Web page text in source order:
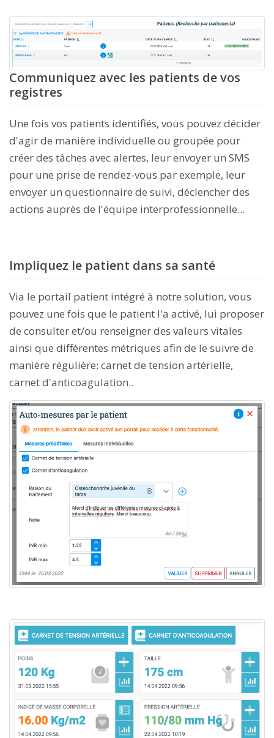
Communiquez avec les patients de vos
registres
Une fois vos patients identifiés, vous pouvez décider
d'agir de manière individuelle ou groupée pour
créer des tâches avec alertes, leur envoyer un SMS
pour une prise de rendez-vous par exemple, leur
envoyer un questionnaire de suivi, déclencher des
actions auprès de l'équipe interprofessionnelle...
Impliquez le patient dans sa santé
Via le portail patient intégré à notre solution, vous
pouvez une fois que le patient l'a activé, lui proposer
de consulter et/ou renseigner des valeurs vitales
ainsi que différentes métriques afin de le suivre de
manière régulière: carnet de tension artérielle,
carnet d'anticoagulation..